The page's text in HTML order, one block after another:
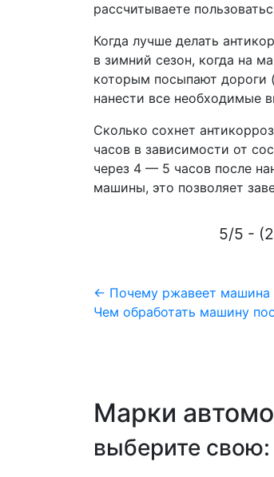
рассчитываете
Когда лучше делать
в зимний сезон, когда на
которым посыпают дороги
нанести все необходимые
Сколько сохнет
часов в зависимости от
через 4 — 5 часов после
машины, это позволяет
5/5 -
Навигация
по
← Почему ржавеет машина
Чем обработать машину
Марки
выберите свою: